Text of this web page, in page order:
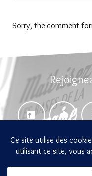
Sorry, the comment